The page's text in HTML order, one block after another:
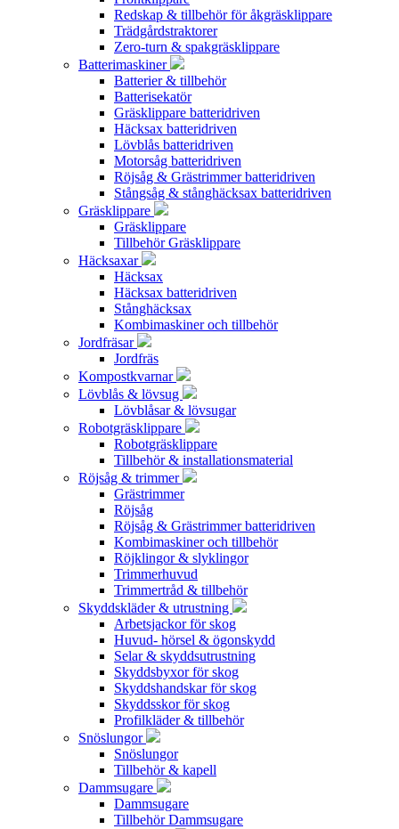
Redskap & tillbehör för åkgräsklippare
Trädgårdstraktorer
Zero-turn & spakgräsklippare
Batterimaskiner
Batterier & tillbehör
Batterisekatör
Gräsklippare batteridriven
Häcksax batteridriven
Lövblås batteridriven
Motorsåg batteridriven
Röjsåg & Grästrimmer batteridriven
Stångsåg & stånghäcksax batteridriven
Gräsklippare
Gräsklippare
Tillbehör Gräsklippare
Häcksaxar
Häcksax
Häcksax batteridriven
Stånghäcksax
Kombimaskiner och tillbehör
Jordfräsar
Jordfräs
Kompostkvarnar
Lövblås & lövsug
Lövblåsar & lövsugar
Robotgräsklippare
Robotgräsklippare
Tillbehör & installationsmaterial
Röjsåg & trimmer
Grästrimmer
Röjsåg
Röjsåg & Grästrimmer batteridriven
Kombimaskiner och tillbehör
Röjklingor & slyklingor
Trimmerhuvud
Trimmertråd & tillbehör
Skyddskläder & utrustning
Arbetsjackor för skog
Huvud- hörsel & ögonskydd
Selar & skyddsutrustning
Skyddsbyxor för skog
Skyddshandskar för skog
Skyddsskor för skog
Profilkläder & tillbehör
Snöslungor
Snöslungor
Tillbehör & kapell
Dammsugare
Dammsugare
Tillbehör Dammsugare